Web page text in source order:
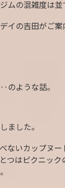
ムの混雑度は並
イの吉田がご案
のような話。
ました。
ないカップヌ
つはピクニック